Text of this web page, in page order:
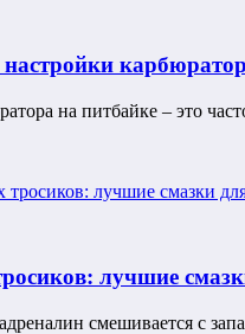
настройки
на питбайке – это
лучшие
смешивается с